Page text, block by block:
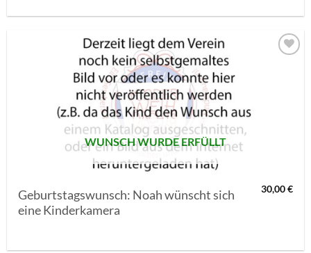
WUNSCH WURDE ERFÜLLT
Geburtstagswunsch: Noah wünscht sich
eine Kinderkamera
30,00€